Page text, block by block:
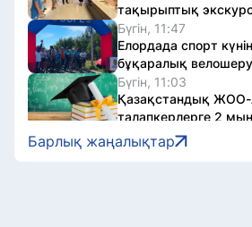
тақырыптық
Бүгін, 11:47
Елордада спорт
бұқаралық велошеру
Бүгін, 11:03
Қазақстандық ЖОО-
талапкерлерге 2
Бүгін, 10:08
Барлық жаңалықтар